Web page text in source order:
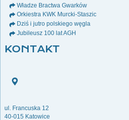
Władze Bractwa Gwarków
Orkiestra KWK Murcki-Staszic
Dziś i jutro polskiego węgla
Jubileusz 100 lat AGH
KONTAKT
ul. Francuska 12
40-015 Katowice